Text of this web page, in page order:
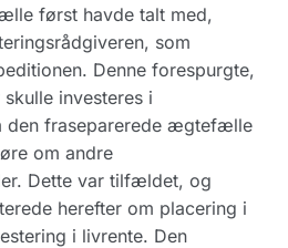
først havde talt med,
som
Denne forespurgte,
investeres i
den fraseparerede ægtefælle
om andre
Dette var tilfældet, og
herefter om placering i
i livrente. Den